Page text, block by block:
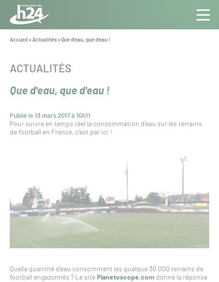
Panneau de gestion des cookies
Aller au contenu
Toute
l’info
Pro
Vous
Accueil >Actualités>Que d'eau, que d'eau !
Que d'eau, que d'eau !
Publié le 13 mars 2017 à 16h11
CATÉGORIE :
ACTUALITÉS
Pour suivre en temps réel la consommation d’eau sur les terrains
de football en France, c’est par ici !
Quelle quantité d’eau consomment les quelque 30 000 terrains de
football engazonnés ? Le site Planetoscope.com donne la réponse